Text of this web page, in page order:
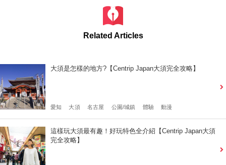
Related Articles
大須是怎樣的地方?【Centrip Japan大須完全攻略】
愛知 大須 名古屋 公園/城鎮 體驗 動漫
這樣玩大須最有趣！好玩特色全介紹【Centrip Japan大須
完全攻略】